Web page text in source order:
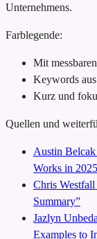
Unternehmens.
Farblegende:
Mit
Keywords
Kurz und
Quellen und
Austin
Works in
Chris
Summary”
Jazlyn
Examples to